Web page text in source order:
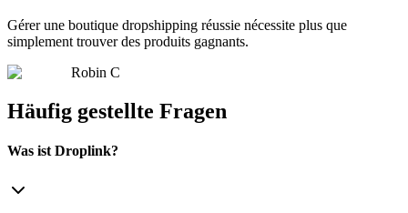
Gérer une boutique dropshipping réussie nécessite plus que
simplement trouver des produits gagnants.
Robin C
Häufig gestellte Fragen
Was ist Droplink?